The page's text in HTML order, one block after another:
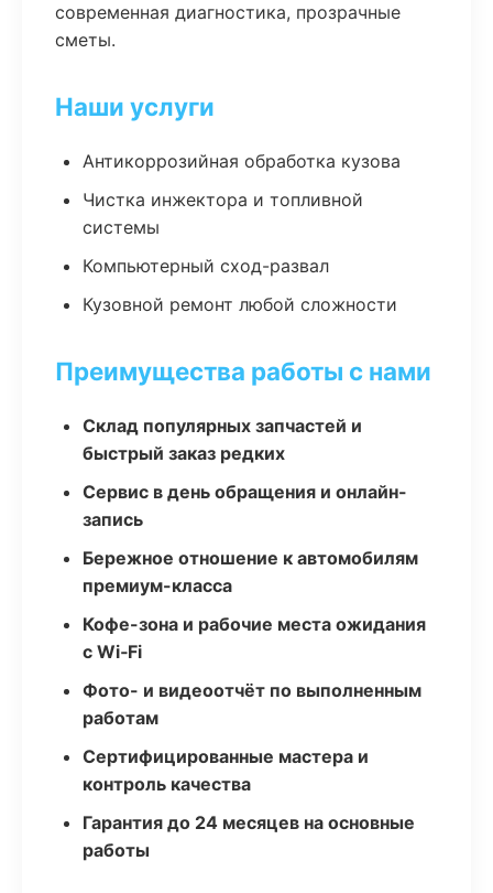
современная диагностика, прозрачные
сметы.
Наши услуги
Антикоррозийная обработка кузова
Чистка инжектора и топливной
системы
Компьютерный сход-развал
Кузовной ремонт любой сложности
Преимущества работы с нами
Склад популярных запчастей и
быстрый заказ редких
Сервис в день обращения и онлайн-
запись
Бережное отношение к автомобилям
премиум-класса
Кофе-зона и рабочие места ожидания
с Wi‑Fi
Фото- и видеоотчёт по выполненным
работам
Сертифицированные мастера и
контроль качества
Гарантия до 24 месяцев на основные
работы